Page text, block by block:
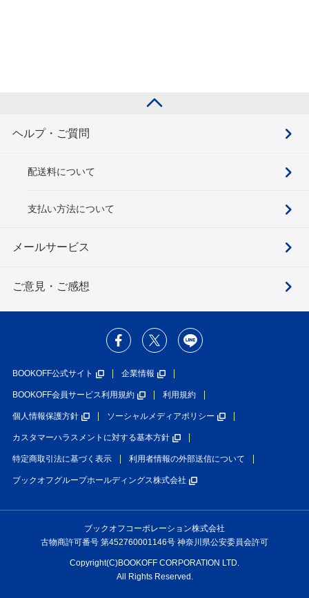
ヘルプ・ご質問
配送料について
支払い方法について
メールサービス
ご意見・ご感想
BOOKOFF公式サイト 企業情報
BOOKOFF会員サービス利用規約 利用規約
個人情報保護方針 ソーシャルメディアポリシー
カスタマーハラスメントに対する基本方針
特定商取引法に基づく表示 利用者情報の外部送信について
ブックオフグループホールディングス株式会社
ブックオフコーポレーション株式会社
古物商許可番号 第452760001146号 神奈川県公安委員会許可
Copyright(C)BOOKOFF CORPORATION LTD.
All Rights Reserved.